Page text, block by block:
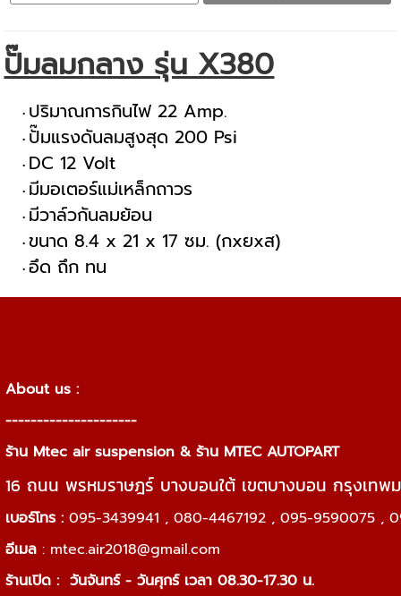
ปั๊มลมกลาง รุ่น X380
ปริมาณการกินไฟ 22 Amp.
ปั๊มแรงดันลมสูงสุด 200 Psi
DC 12 Volt
มีมอเตอร์แม่เหล็กถาวร
มีวาล์วกันลมย้อน
ขนาด 8.4 x 21 x 17 ซม. (กxยxส)
อึด ถึก ทน
About us :
---------------------
ร้าน Mtec air suspension & ร้าน MTEC AUTOPART
16 ถนน พรหมราษฎร์ บางบอนใต้ เขตบางบอน กรุงเทพ
เบอร์โทร : 095-3439941 , 080-4467192 , 095-9590075 ,
อีเมล : mtec.air2018@gmail.com
ร้านเปิด : วันจันทร์ - วันศุกร์ เวลา 08.30-17.30 น.